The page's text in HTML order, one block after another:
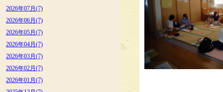
2026年07月(7)
2026年06月(7)
2026年05月(7)
2026年04月(7)
2026年03月(7)
2026年02月(7)
2026年01月(7)